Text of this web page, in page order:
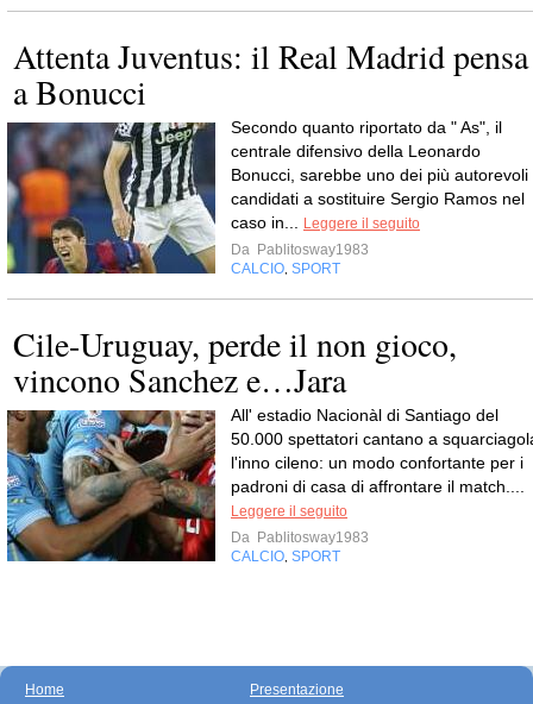
Attenta Juventus: il Real Madrid pensa
a Bonucci
Secondo quanto riportato da " As", il
centrale difensivo della Leonardo
Bonucci, sarebbe uno dei più autorevoli
candidati a sostituire Sergio Ramos nel
caso in...
Leggere il seguito
Da Pablitosway1983
CALCIO SPORT
Cile-Uruguay, perde il non gioco,
vincono Sanchez e…Jara
All' estadio Nacionàl di Santiago del
50.000 spettatori cantano a
l'inno cileno: un modo confortante per i
padroni di casa di affrontare il match....
Leggere il seguito
Da Pablitosway1983
CALCIO SPORT
Home
Presentazione